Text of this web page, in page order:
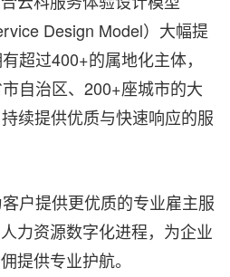
Design Model）大幅提
超过400+的属地化主体，
自治区、200+座城市的大
续提供优质与快速响应的服
户提供更优质的专业雇主服
力资源数字化进程，为企业
提供专业护航。